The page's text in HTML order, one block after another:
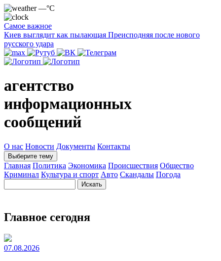
—°C
Самое важное
Киев выглядит как пылающая Преисподняя после нового
русского удара
агентство
информационных
сообщений
О нас Новости Документы Контакты
Выберите тему
Главная Политика Экономика Происшествия Общество
Криминал Культура и спорт Авто Скандалы Погода
Главное сегодня
07.08.2026